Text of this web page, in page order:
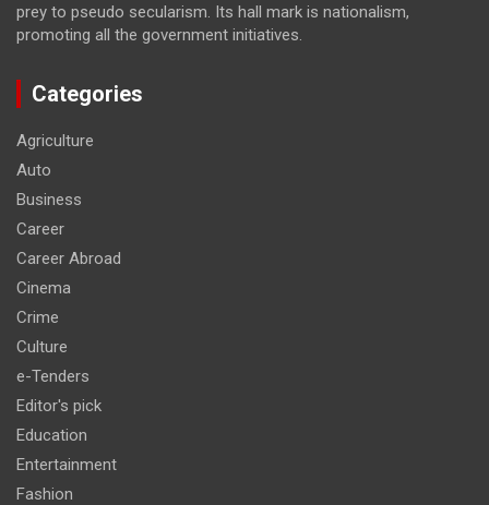
prey to pseudo secularism. Its hall mark is nationalism,
promoting all the government initiatives.
Categories
Agriculture
Auto
Business
Career
Career Abroad
Cinema
Crime
Culture
e-Tenders
Editor's pick
Education
Entertainment
Fashion